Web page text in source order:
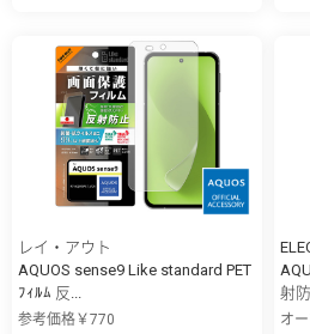
レイ・アウト
AQUOS sense9 Like standard PET
ﾌｨﾙﾑ 反...
参考価格￥770
射
オ